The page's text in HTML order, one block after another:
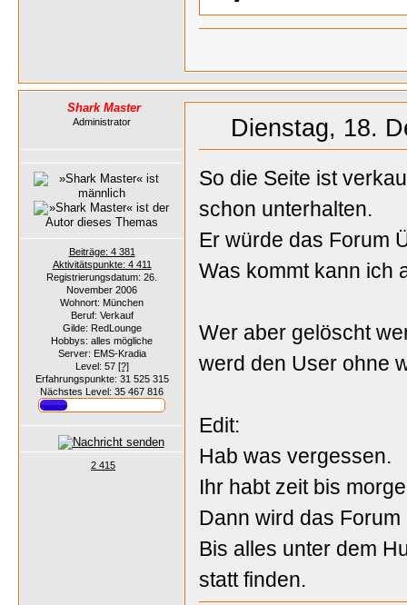
Shark Master
Administrator
Beiträge: 4 381
Aktivitätspunkte: 4 411
Registrierungsdatum: 26.
November 2006
Wohnort: München
Beruf: Verkauf
Gilde: RedLounge
Hobbys: alles mögliche
Server: EMS-Kradia
Level: 57 [?]
Erfahrungspunkte: 31 525 315
Nächstes Level: 35 467 816
2 415
Dienstag, 18.
So die Seite ist
schon unterhalten.
Er würde das Forum
Was kommt kann ich
Wer aber gelöscht
werd den User ohne
Edit:
Hab was vergessen.
Ihr habt zeit bis
Dann wird das
Bis alles unter dem
statt finden.